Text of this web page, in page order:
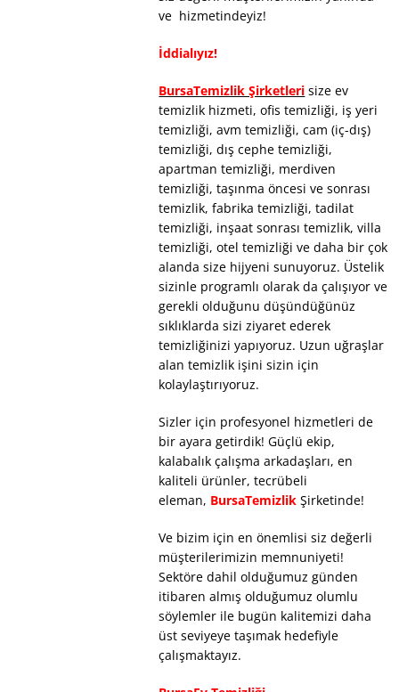
ve hizmetindeyiz!
İddialıyız!
BursaTemizlik Şirketleri size ev
temizlik hizmeti, ofis temizliği, iş yeri
temizliği, avm temizliği, cam (iç-dış)
temizliği, dış cephe temizliği,
apartman temizliği, merdiven
temizliği, taşınma öncesi ve sonrası
temizlik, fabrika temizliği, tadilat
temizliği, inşaat sonrası temizlik, villa
temizliği, otel temizliği ve daha bir çok
alanda size hijyeni sunuyoruz. Üstelik
sizinle programlı olarak da çalışıyor ve
gerekli olduğunu düşündüğünüz
sıklıklarda sizi ziyaret ederek
temizliğinizi yapıyoruz. Uzun uğraşlar
alan temizlik işini sizin için
kolaylaştırıyoruz.
Sizler için profesyonel hizmetleri de
bir ayara getirdik! Güçlü ekip,
kalabalık çalışma arkadaşları, en
kaliteli ürünler, tecrübeli
eleman, BursaTemizlik Şirketinde!
Ve bizim için en önemlisi siz değerli
müşterilerimizin memnuniyeti!
Sektöre dahil olduğumuz günden
itibaren almış olduğumuz olumlu
söylemler ile bugün kalitemizi daha
üst seviyeye taşımak hedefiyle
çalışmaktayız.